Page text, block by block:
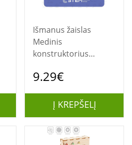
Išmanus žaislas
Medinis
konstruktorius
volas", mokomasis
9.29€
Į KREPŠELĮ